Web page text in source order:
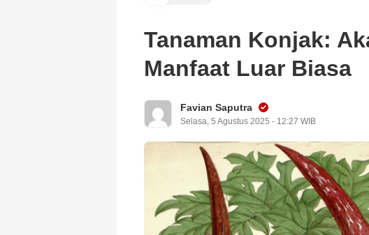
Tanaman Konjak:
Manfaat Luar Biasa
Favian Saputra
Selasa, 5 Agustus 2025 - 12:27 WIB